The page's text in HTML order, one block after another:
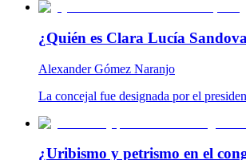
¿Quién es Clara Lucía
Alexander Gómez Naranjo
La concejal fue designada por el
¿Uribismo y petrismo en el